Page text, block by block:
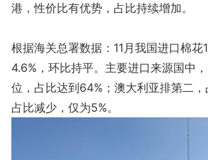
港，性价比有优势，占比持续增加。
根据海关总署数据：11月我国进口棉花
4.6%，环比持平。主要进口来源国中
位，占比达到64%；澳大利亚排第二
占比减少，仅为5%。